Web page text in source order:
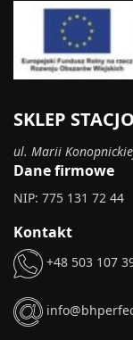
SKLEP
ul. Marii
Dane firmowe
NIP: 775 131 72 44
Kontakt
+48 503 107